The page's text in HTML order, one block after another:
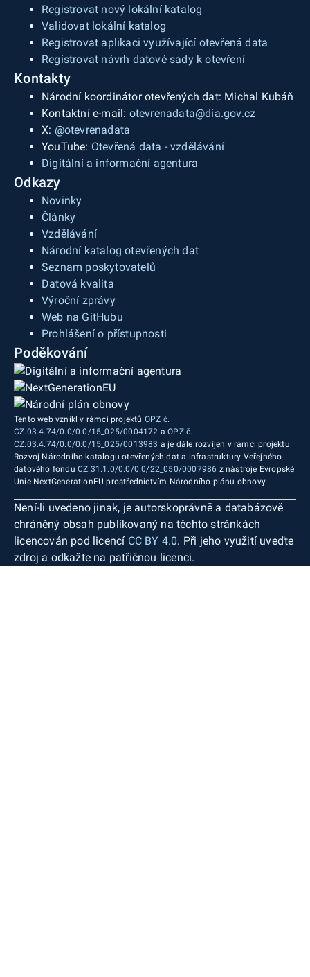
Registrovat nový lokální katalog
Validovat lokální katalog
Registrovat aplikaci využívající otevřená data
Registrovat návrh datové sady k otevření
Kontakty
Národní koordinátor otevřených dat: Michal Kubáň
Kontaktní e-mail: otevrenadata@dia.gov.cz
X: @otevrenadata
YouTube: Otevřená data - vzdělávání
Digitální a informační agentura
Odkazy
Novinky
Články
Vzdělávání
Národní katalog otevřených dat
Seznam poskytovatelů
Datová kvalita
Výroční zprávy
Web na GitHubu
Prohlášení o přístupnosti
Poděkování
Tento web vznikl v rámci projektů OPZ č.
CZ.03.4.74/0.0/0.0/15_025/0004172 aOPZ č.
CZ.03.4.74/0.0/0.0/15_025/0013983 a je dále rozvíjen v rámci projektu
Rozvoj Národního katalogu otevřených dat a infrastruktury Veřejného
datového fondu CZ.31.1.0/0.0/0.0/22_050/0007986 z nástroje Evropské
Unie NextGenerationEU prostřednictvím Národního plánu obnovy.
Není-li uvedeno jinak, je autorskoprávně a databázově
chráněný obsah publikovaný na těchto stránkách
licencován pod licencí CC BY 4.0. Při jeho využití uveďte
zdroj a odkažte na patřičnou licenci.